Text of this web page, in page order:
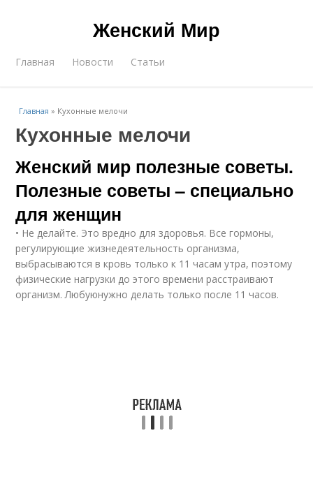
Женский Мир
Главная Новости Статьи
Главная » Кухонные мелочи
Кухонные мелочи
Женский мир полезные советы.
Полезные советы – специально
для женщин
• Не делайте. Это вредно для здоровья. Все гормоны,
регулирующие жизнедеятельность организма,
выбрасываются в кровь только к 11 часам утра, поэтому
физические нагрузки до этого времени расстраивают
организм. Любуюнужно делать только после 11 часов.